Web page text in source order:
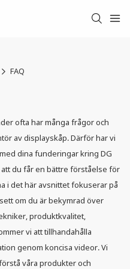
FAQ
ofta har många frågor och
av displayskåp. Därför har vi
dina funderingar kring DG
du får en bättre förståelse för
i det här avsnittet fokuserar på
om du är bekymrad över
produktkvalitet,
vi att tillhandahålla
genom koncisa videor. Vi
våra produkter och